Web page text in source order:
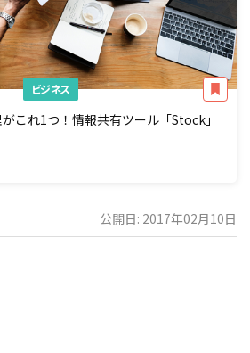
ビジネス
これ1つ！情報共有ツール「Stock」
公開日: 2017年02月10日